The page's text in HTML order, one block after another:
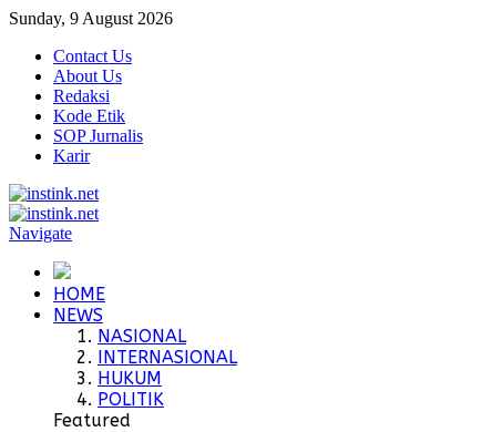
Sunday, 9 August 2026
Contact Us
About Us
Redaksi
Kode Etik
SOP Jurnalis
Karir
Navigate
HOME
NEWS
NASIONAL
INTERNASIONAL
HUKUM
POLITIK
Featured